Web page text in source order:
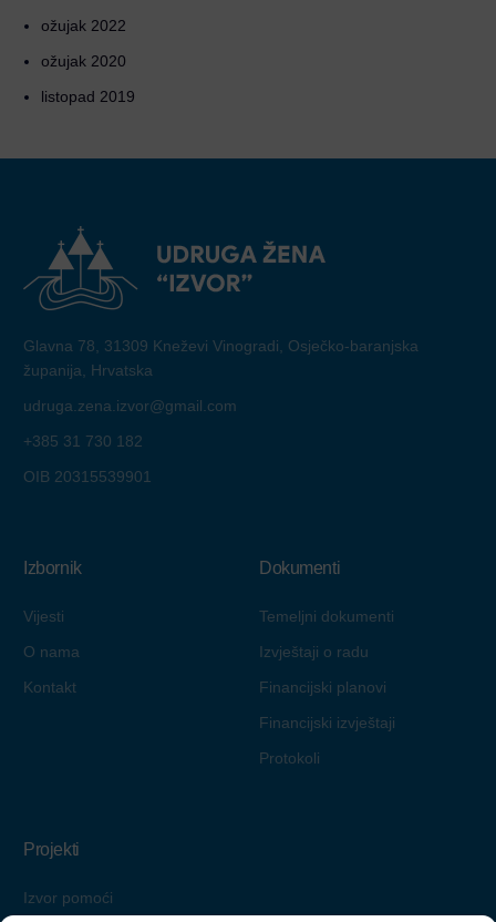
ožujak 2022
ožujak 2020
listopad 2019
Glavna 78, 31309 Kneževi Vinogradi, Osječko-baranjska
županija, Hrvatska
udruga.zena.izvor@gmail.com
+385 31 730 182
OIB 20315539901
Izbornik
Vijesti
O nama
Kontakt
Dokumenti
Temeljni dokumenti
Izvještaji o radu
Financijski planovi
Financijski izvještaji
Protokoli
Projekti
Izvor pomoći